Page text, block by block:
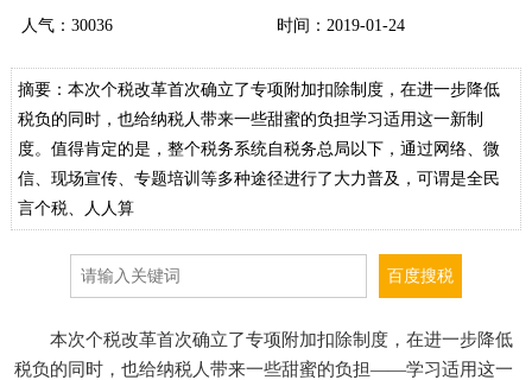
人气： 30036 时间：2019-01-24
摘要：本次个税改革首次确立了专项附加扣除制度，在进一步降低
税负的同时，也给纳税人带来一些甜蜜的负担学习适用这一新制
度。值得肯定的是，整个税务系统自税务总局以下，通过网络、微
信、现场宣传、专题培训等多种途径进行了大力普及，可谓是全民
言个税、人人算
本次个税改革首次确立了专项附加扣除制度，在进一步降低
税负的同时，也给纳税人带来一些甜蜜的负担——学习适用这一